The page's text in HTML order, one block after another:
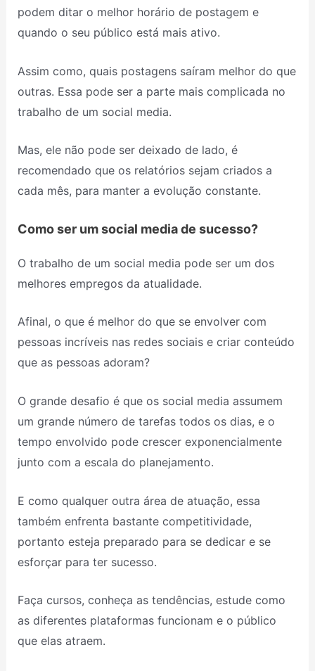
podem ditar o melhor horário de postagem e
quando o seu público está mais ativo.
Assim como, quais postagens saíram melhor do que
outras. Essa pode ser a parte mais complicada no
trabalho de um social media.
Mas, ele não pode ser deixado de lado, é
recomendado que os relatórios sejam criados a
cada mês, para manter a evolução constante.
Como ser um social media de sucesso?
O trabalho de um social media pode ser um dos
melhores empregos da atualidade.
Afinal, o que é melhor do que se envolver com
pessoas incríveis nas redes sociais e criar conteúdo
que as pessoas adoram?
O grande desafio é que os social media assumem
um grande número de tarefas todos os dias, e o
tempo envolvido pode crescer exponencialmente
junto com a escala do planejamento.
E como qualquer outra área de atuação, essa
também enfrenta bastante competitividade,
portanto esteja preparado para se dedicar e se
esforçar para ter sucesso.
Faça cursos, conheça as tendências, estude como
as diferentes plataformas funcionam e o público
que elas atraem.